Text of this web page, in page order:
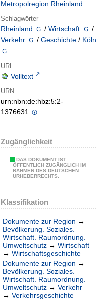
Metropolregion Rheinland
Schlagwörter
Rheinland / Wirtschaft
/
Verkehr
/ Geschichte / Köln
URL
Volltext
URN
urn:nbn:de:hbz:5:2-
1376631
Zugänglichkeit
DAS DOKUMENT IST
ÖFFENTLICH ZUGÄNGLICH IM
RAHMEN DES DEUTSCHEN
URHEBERRECHTS.
Klassifikation
Dokumente zur Region →
Bevölkerung. Soziales.
Wirtschaft. Raumordnung.
Umweltschutz → Wirtschaft
→ Wirtschaftsgeschichte
Dokumente zur Region →
Bevölkerung. Soziales.
Wirtschaft. Raumordnung.
Umweltschutz → Verkehr
→ Verkehrsgeschichte